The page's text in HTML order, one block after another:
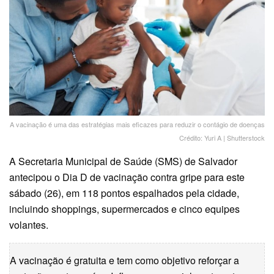
A vacinação é uma das estratégias mais eficazes para reduzir o contágio de doenças
Crédito: Yuri A | Shutterstock
A Secretaria Municipal de Saúde (SMS) de Salvador
antecipou o Dia D de vacinação contra gripe para este
sábado (26), em 118 pontos espalhados pela cidade,
incluindo shoppings, supermercados e cinco equipes
volantes.
A vacinação é gratuita e tem como objetivo reforçar a